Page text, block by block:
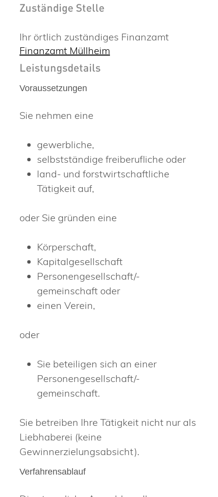
Zuständige Stelle
Ihr örtlich zuständiges Finanzamt
Finanzamt Müllheim
Leistungsdetails
Voraussetzungen
Sie nehmen eine
gewerbliche,
selbstständige freiberufliche oder
land- und forstwirtschaftliche
Tätigkeit auf,
oder Sie gründen eine
Körperschaft,
Kapitalgesellschaft
Personengesellschaft/-
gemeinschaft oder
einen Verein,
oder
Sie beteiligen sich an einer
Personengesellschaft/-
gemeinschaft.
Sie betreiben Ihre Tätigkeit nicht nur als
Liebhaberei (keine
Gewinnerzielungsabsicht).
Verfahrensablauf